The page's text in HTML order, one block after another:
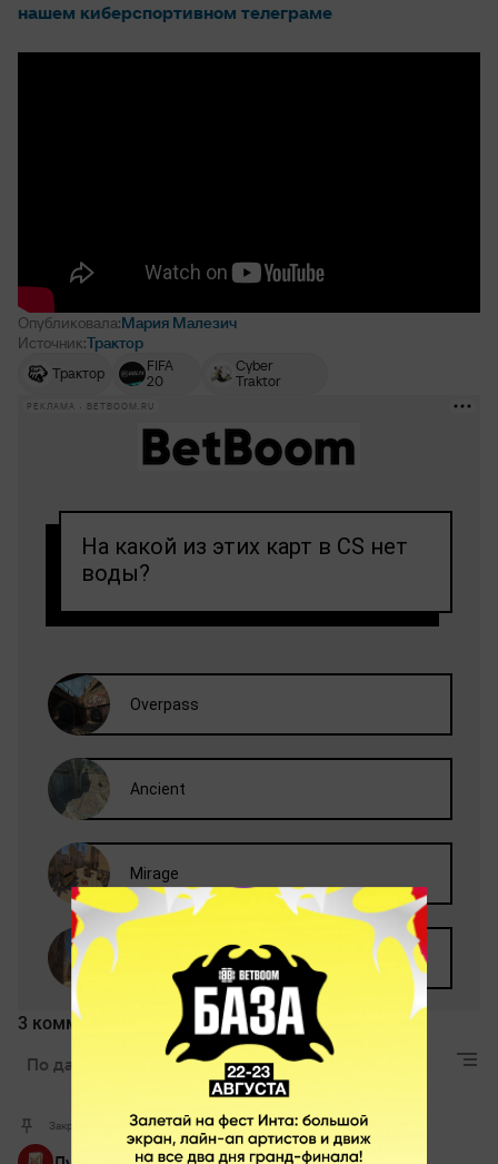
нашем киберспортивном телеграме
Опубликовала:Мария Малезич
Источник:Трактор
Трактор
FIFA
20
Cyber
Traktor
РЕКЛАМА • BETBOOM.RU
3 комментария
По дате Лучшие Актуальные
Закрепленный комментарий